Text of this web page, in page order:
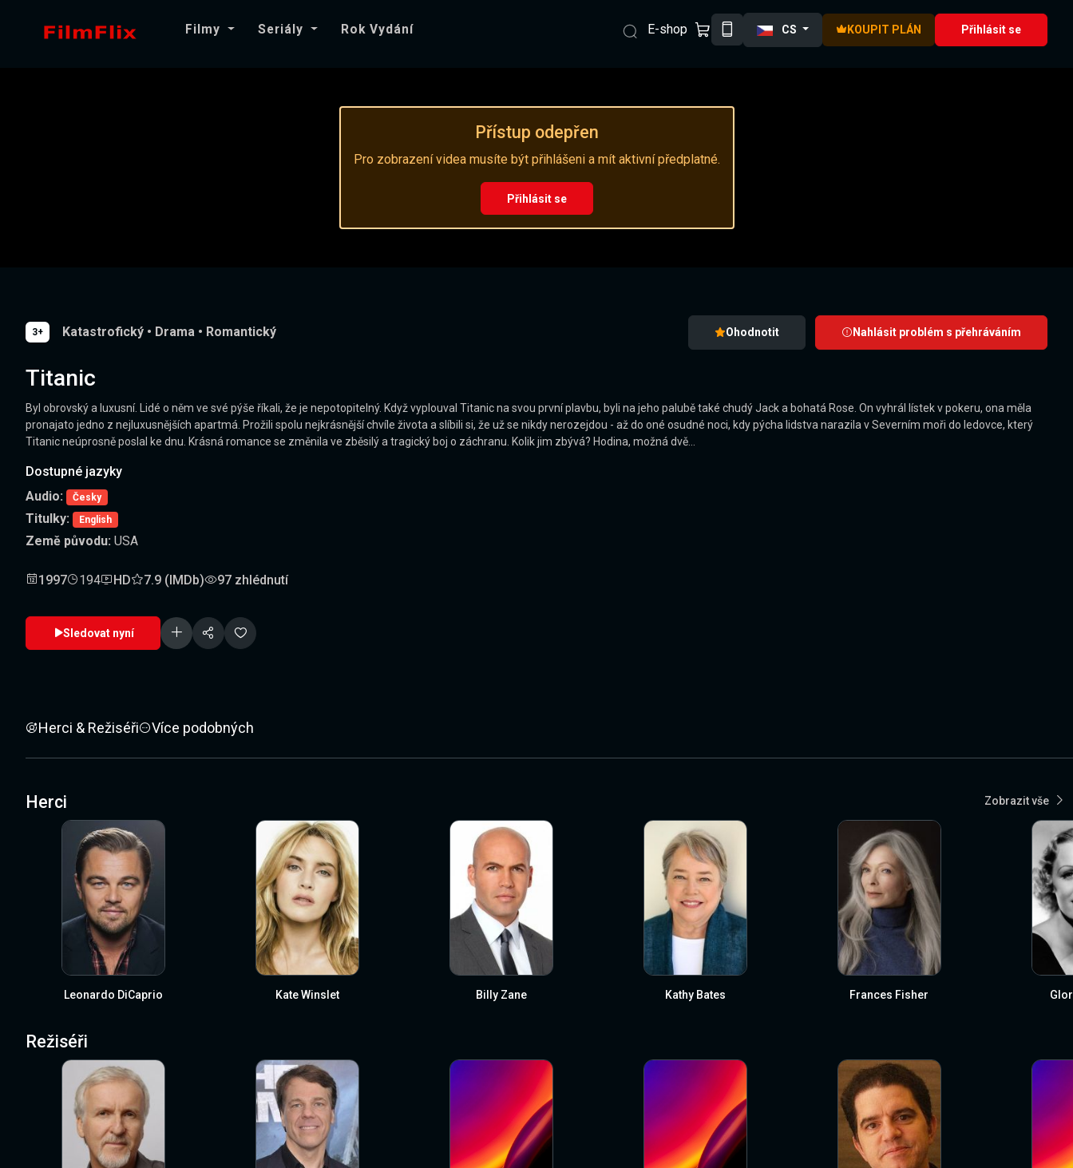
Filmy Seriály Rok Vydání E-shop CS KOUPIT PLÁN Přihlásit se
Přístup odepřen
Pro zobrazení videa musíte být přihlášeni a mít aktivní předplatné.
Přihlásit se
3+ Katastrofický • Drama • Romantický Ohodnotit Nahlásit problém s přehráváním
Titanic
Byl obrovský a luxusní. Lidé o něm ve své pýše říkali, že je nepotopitelný. Když vyplouval Titanic na svou první plavbu, byli na jeho palubě také chudý Jack a bohatá Rose. On vyhrál lístek v pokeru, ona měla
pronajato jedno z nejluxusnějších apartmá. Prožili spolu nejkrásnější chvíle života a slíbili si, že už se nikdy nerozejdou - až do oné osudné noci, kdy pýcha lidstva narazila v Severním moři do ledovce, který
Titanic neúprosně poslal ke dnu. Krásná romance se změnila ve zběsilý a tragický boj o záchranu. Kolik jim zbývá? Hodina, možná dvě...
Dostupné jazyky
Audio:
Česky
Titulky: English
Země původu: USA
1997 194 HD 7.9 (IMDb) 97 zhlédnutí
Sledovat nyní
Herci & Režiséři Více podobných
Herci Zobrazit vše
Leonardo DiCaprio Kate Winslet Billy Zane Kathy Bates Frances Fisher
Režiséři